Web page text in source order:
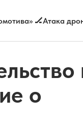
🏒Атака
о